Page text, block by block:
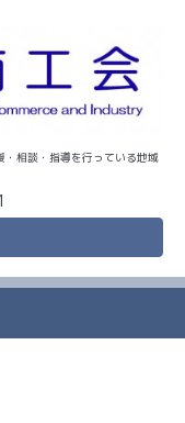
相談・指導を行っている地域